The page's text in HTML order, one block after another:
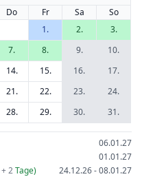
Do Fr Sa
So
1.
2.
3.
7. 8. 9.
10.
14. 15. 16.
17.
21. 22. 23.
24.
28. 29. 30. 31.
06.01.27
01.01.27
+ 2Tage) 24.12.26 - 08.01.27